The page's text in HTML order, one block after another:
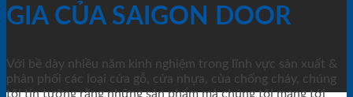
GIA CỦA SAIGON DOOR
Với bề dày nhiều năm kinh nghiệm trong lĩnh vực sản xuất &
phân phối các loại cửa gỗ, cửa nhựa, của chống cháy, chúng
tôi tin tưởng rằng những sản phẩm mà chúng tôi mang tới